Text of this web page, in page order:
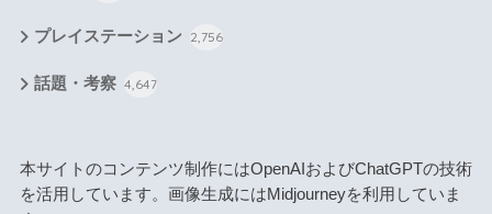
プレイステーション 2,756
話題・考察 4,647
本サイトのコンテンツ制作にはOpenAIおよびChatGPTの技術
を活用しています。画像生成にはMidjourneyを利用していま